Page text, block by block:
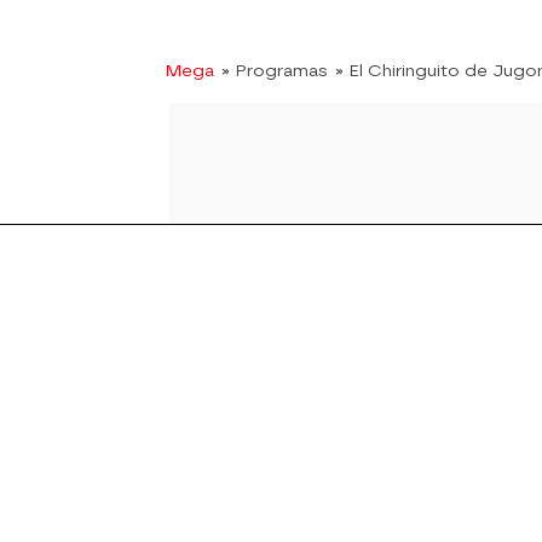
Mega » Programas » El Chiringuito de